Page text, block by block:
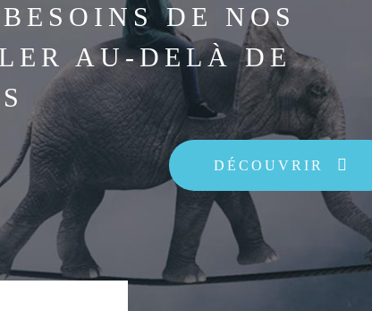
DE NOS
AU-DELÀ DE
DÉCOUVRIR